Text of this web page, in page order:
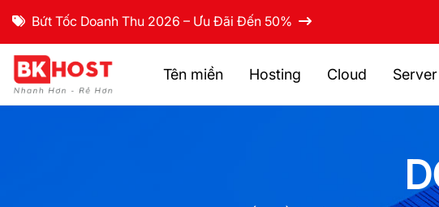
Bứt Tốc Doanh Thu 2026 – Ưu Đãi Đến 50%
Tên miền Hosting Cloud Server